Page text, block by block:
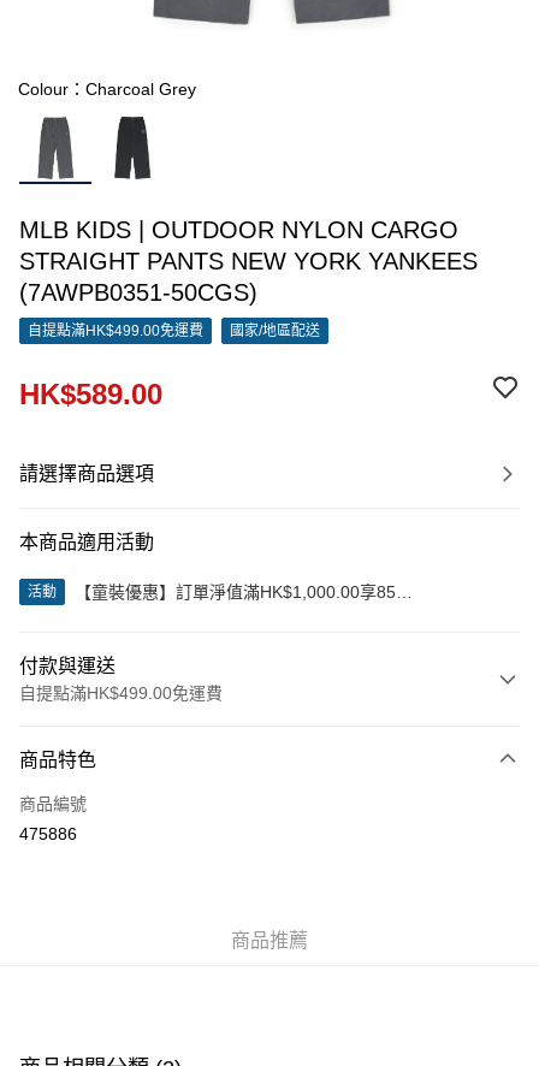
Colour：Charcoal Grey
MLB KIDS | OUTDOOR NYLON CARGO
STRAIGHT PANTS NEW YORK YANKEES
(7AWPB0351-50CGS)
自提點滿HK$499.00免運費 國家/地區配送
HK$589.00
請選擇商品選項
本商品適用活動
活動
【童裝優惠】訂單淨值滿HK$1,000.00享85
付款與運送
自提點滿HK$499.00免運費
信用卡
Apple Pay
商品特色
商品編號
475886
商品推薦